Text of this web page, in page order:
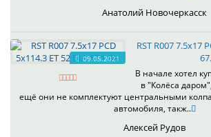
Анатолий Новочеркасск
09.05.2021
RST R007 7.5x17
В начале хотел
в "Колёса
ещё они не комплектуют центральными
автомобиля, такж..
Алексей Рудов